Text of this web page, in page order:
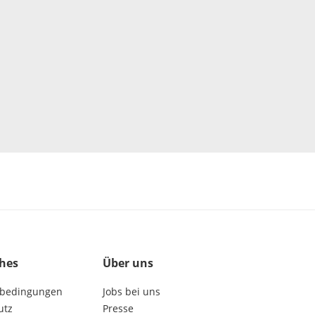
Über uns
Jobs bei uns
Presse